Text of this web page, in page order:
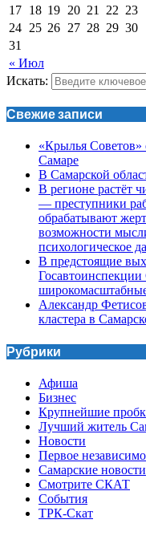
« Июл
17 18 19 20 21 22 23
24 25 26 27 28 29 30
31
Искать:
Свежие записи
«Крылья Советов»
Самаре
В Самарской
В регионе растёт
— преступники
обрабатывают
возможности
психологическое
В предстоящие
Госавтоинспекции
Александр
кластера в
Рубрики
Афиша
Бизнес
Крупнейшие
Лучший житель
Новости
Первое
Самарские новости
Смотрите СКАТ
События
ТРК-Скат